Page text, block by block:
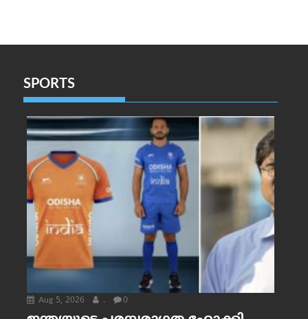
SPORTS
Aug 5, 2026 . 0